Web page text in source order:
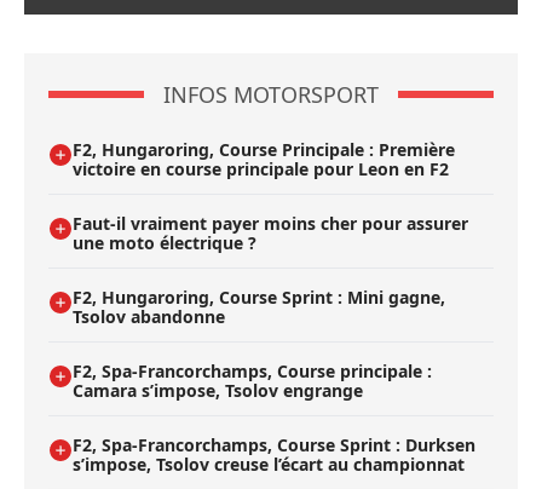
INFOS MOTORSPORT
F2, Hungaroring, Course Principale : Première
victoire en course principale pour Leon en F2
Faut-il vraiment payer moins cher pour assurer
une moto électrique ?
F2, Hungaroring, Course Sprint : Mini gagne,
Tsolov abandonne
F2, Spa-Francorchamps, Course principale :
Camara s’impose, Tsolov engrange
F2, Spa-Francorchamps, Course Sprint : Durksen
s’impose, Tsolov creuse l’écart au championnat